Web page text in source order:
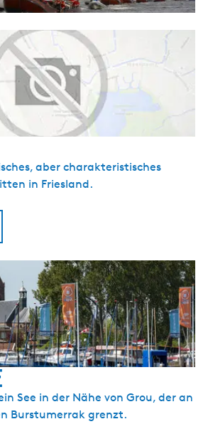
aber charakteristisches
in Friesland.
See in der Nähe von Grou, der an
Burstumerrak grenzt.